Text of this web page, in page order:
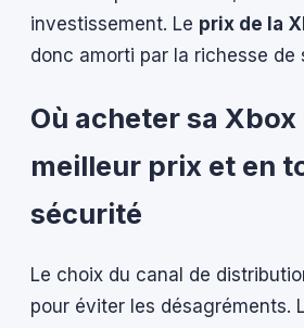
investissement. Le prix de la
donc amorti par la richesse de
Où acheter sa Xbox
meilleur prix et en
sécurité
Le choix du canal de
pour éviter les désagréments.